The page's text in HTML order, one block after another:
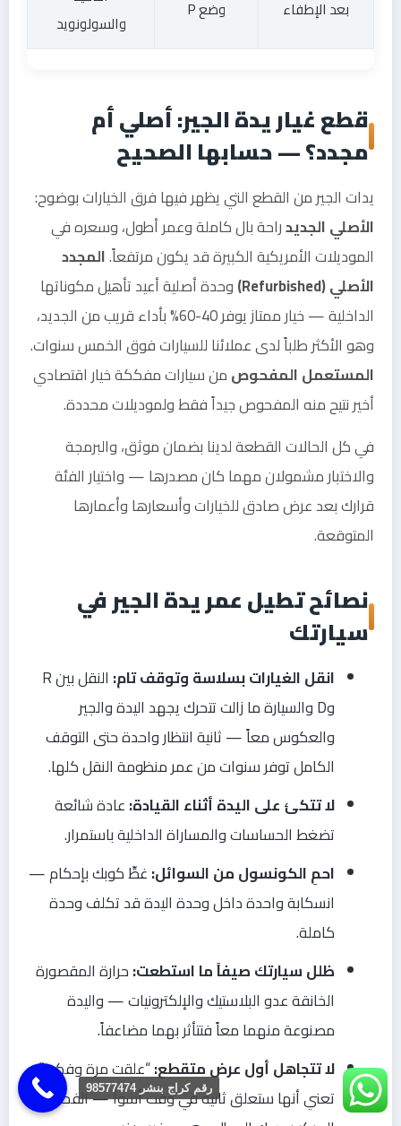
بعد الإطفاء
وضع P
والسولونويد
قطع غيار يدة الجير: أصلي أم
مجدد؟ — حسابها الصحيح
يدات الجير من القطع التي يظهر فيها فرق الخيارات بوضوح:
الأصلي الجديدراحة بال كاملة وعمر أطول، وسعره في
الموديلات الأمريكية الكبيرة قد يكون مرتفعاً.المجدد
الأصلي (Refurbished)
وحدة أصلية أعيد تأهيل مكوناتها
الداخلية — خيار ممتاز يوفر 40-60% بأداء قريب من الجديد،
وهو الأكثر طلباً لدى عملائنا للسيارات فوق الخمس سنوات.
المستعمل المفحوص من سيارات مفككة خيار اقتصادي
أخير نتيح منه المفحوص جيداً فقط ولموديلات محددة.
في كل الحالات القطعة لدينا بضمان موثق، والبرمجة
والاختبار مشمولان مهما كان مصدرها — واختيار الفئة
قرارك بعد عرض صادق للخيارات وأسعارها وأعمارها
المتوقعة.
نصائح تطيل عمر يدة الجير في
سيارتك
انقل الغيارات بسلاسة وتوقف تام:
النقل بين R
وD والسيارة ما زالت تتحرك يجهد اليدة والجير
والعكوس معاً — ثانية انتظار واحدة حتى التوقف
الكامل توفر سنوات من عمر منظومة النقل كلها.
لا تتكئ على اليدة أثناء القيادة: عادة شائعة
تضغط الحساسات والمساراة الداخلية باستمرار.
احمِ الكونسول من السوائل: غطِّ كوبك بإحكام —
انسكابة واحدة داخل وحدة اليدة قد تكلف وحدة
كاملة.
ظلل سيارتك صيفاً ما استطعت: حرارة المقصورة
الخانقة عدو البلاستيك والإلكترونيات — واليدة
مصنوعة منهما معاً فتتأثر بهما مضاعفاً.
لا تتجاهل أول عرض متقطع:“علقت مرة وفكت”
تعني أنها ستعلق ثانية في وقت أسوأ — الفحص
رقم كراج بنشر 98577474